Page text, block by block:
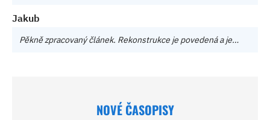
Jakub
Pěkně zpracovaný článek. Rekonstrukce je povedená a je…
NOVÉ ČASOPISY